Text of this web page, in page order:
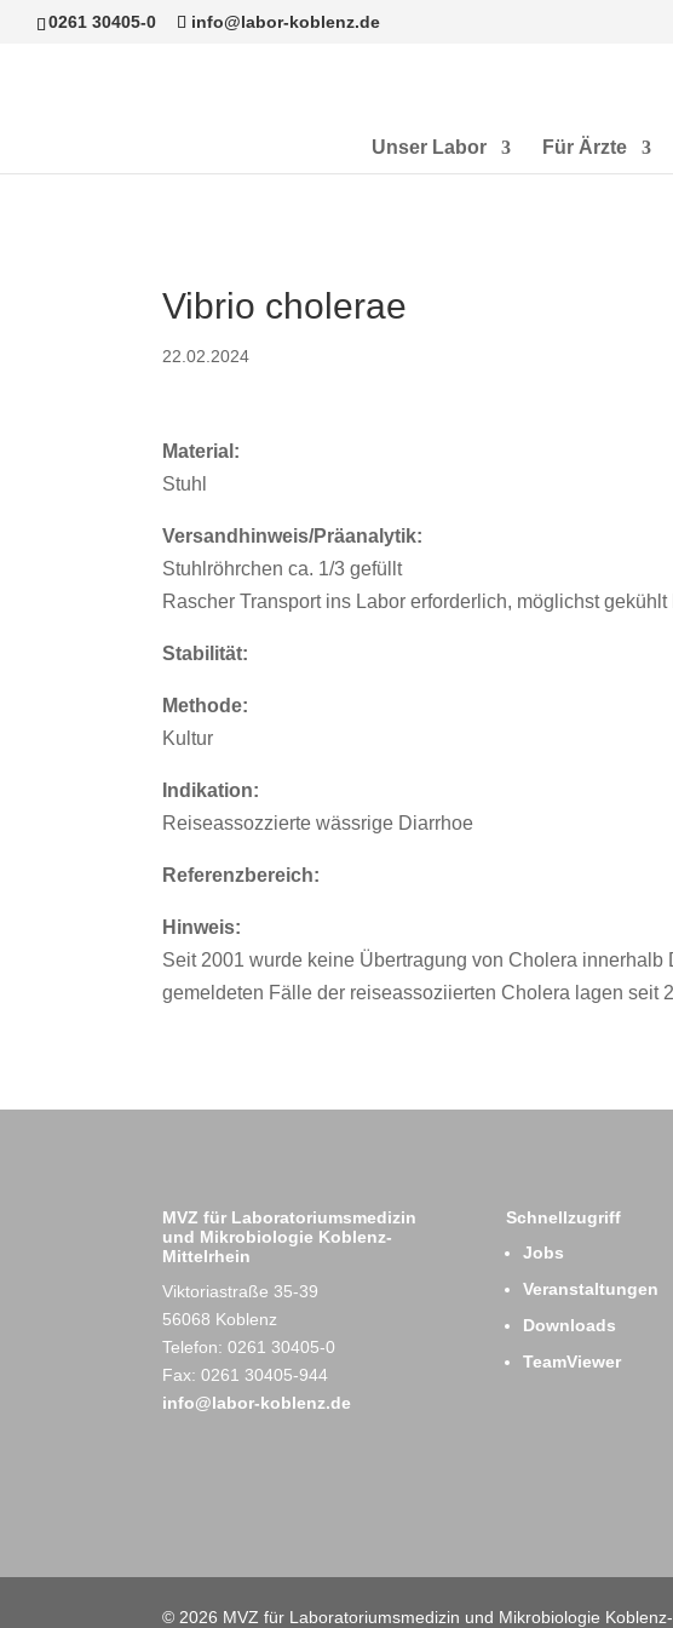
0261 30405-0 info@labor-koblenz.de
Unser Labor Für Ärzte
Vibrio cholerae
22.02.2024
Material:
Stuhl
Versandhinweis/Präanalytik:
Stuhlröhrchen ca. 1/3 gefüllt
Rascher Transport ins Labor erforderlich, möglichst gekühlt
Stabilität:
Methode:
Kultur
Indikation:
Reiseassozzierte wässrige Diarrhoe
Referenzbereich:
Hinweis:
Seit 2001 wurde keine Übertragung von Cholera
gemeldeten Fälle der reiseassoziierten Cholera lagen seit
MVZ für Laboratoriumsmedizin
und Mikrobiologie Koblenz-
Mittelrhein
Viktoriastraße 35-39
56068 Koblenz
Telefon: 0261 30405-0
Fax: 0261 30405-944
info@labor-koblenz.de
Schnellzugriff
Jobs
Veranstaltungen
Downloads
TeamViewer
© 2026 MVZ für Laboratoriumsmedizin und Mikrobiologie